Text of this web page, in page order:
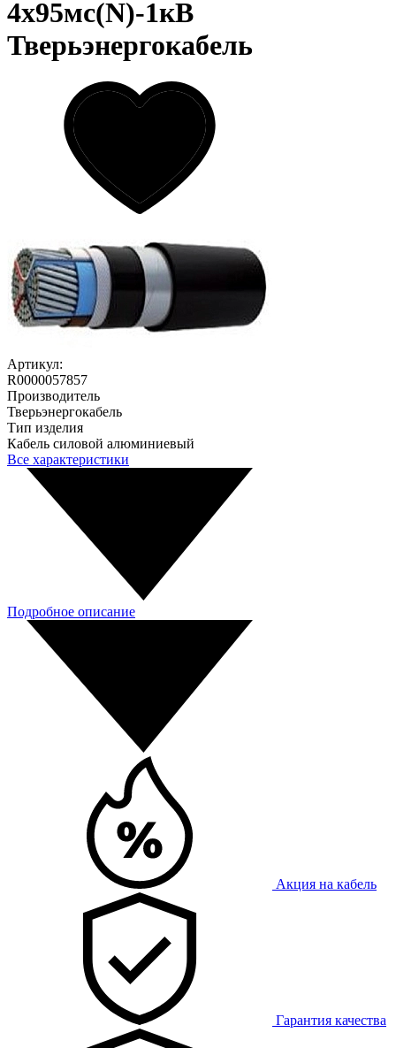
4х95мс(N)-1кВ
Тверьэнергокабель
Артикул:
R0000057857
Производитель
Тверьэнергокабель
Тип изделия
Кабель силовой алюминиевый
Все характеристики
Подробное описание
Акция на кабель
Гарантия качества